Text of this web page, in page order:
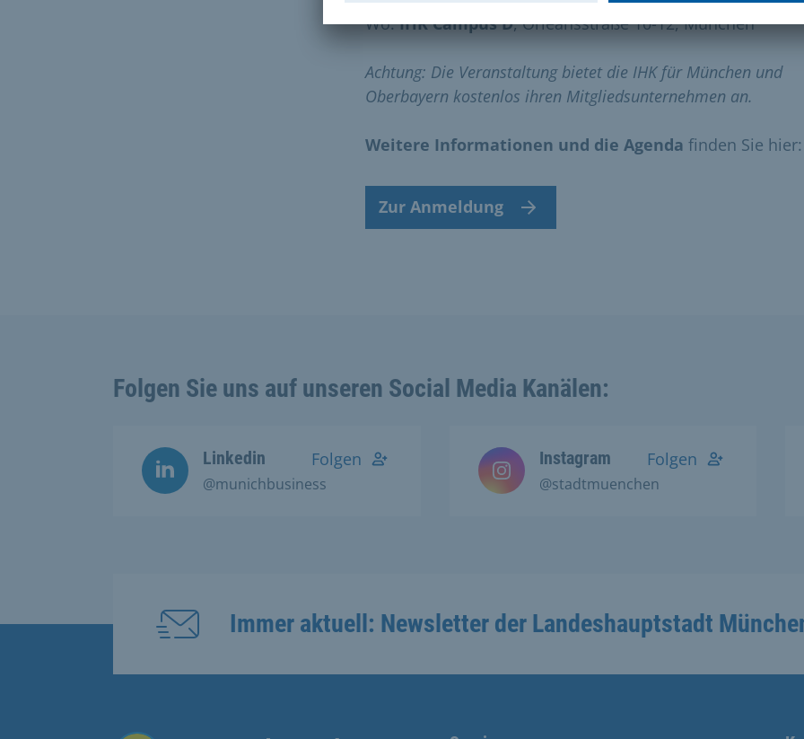
Wo:IHK Campus D, Orleansstraße 10-12, München
Achtung: Die Veranstaltung bietet die IHK für München und
Oberbayern kostenlos ihren Mitgliedsunternehmen an.
Weitere Informationen und die Agenda finden Sie
Zur Anmeldung
Folgen Sie uns auf unseren Social Media Kanälen:
Linkedin
@munichbusiness
Folgen Instagram
@stadtmuenchen
Folgen
Immer aktuell: Newsletter der Landeshauptstadt